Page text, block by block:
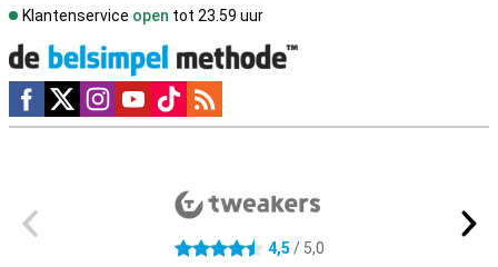
Klantenservice open tot 23.59 uur
Social media
4.5 sterren 4,5 / 5,0